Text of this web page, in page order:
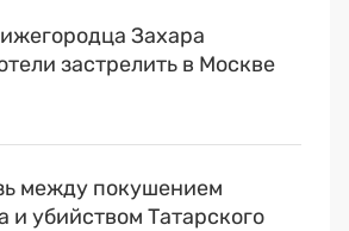
Захара
застрелить в Москве
между покушением
и убийством Татарского